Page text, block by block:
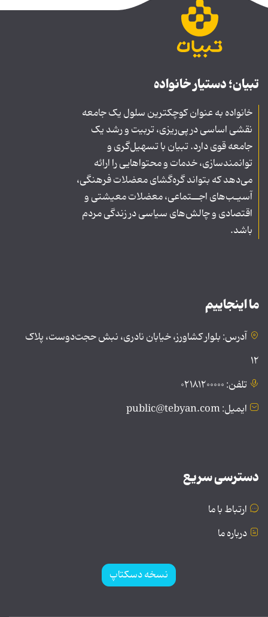
تبیان؛ دستیار خانواده
خانواده به عنوان کوچکترین سلول یک جامعه
نقشی اساسی در پی‌ریزی، تربیت و رشد یک
جامعه قوی دارد. تبیان با تسهیل‌گری و
توانمندسازی، خدمات و محتواهایی را ارائه
می‌دهد که بتواند گره‌گشای معضلات فرهنگی،
آسیـب‌های اجــتماعی، معضلات معیشتی و
اقتصادی و چالش‌های سیاسی در زندگی مردم
باشد.
ما اینجاییم
آدرس: بلوار کشاورز، خیابان نادری، نبش حجت‌دوست، پلاک
۱۲
تلفن: ۰۲۱۸۱۲۰۰۰۰۰
ایمیل: public@tebyan.com
دسترسی سریع
ارتباط با ما
درباره ما
نسخه دسکتاپ